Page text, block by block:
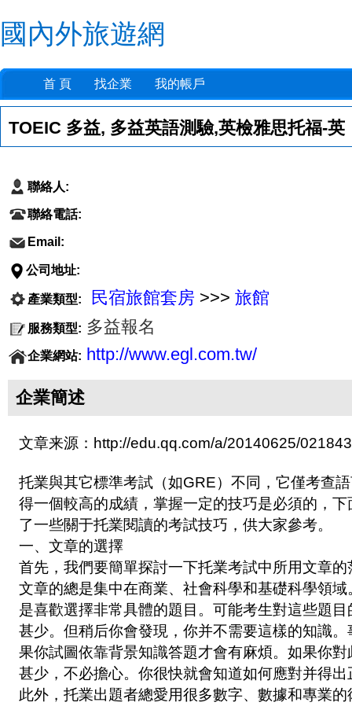
國內外旅遊網
首 頁 找企業 我的帳戶
TOEIC 多益, 多益英語測驗,英檢雅思托福-英
聯絡人:
聯絡電話:
Email:
公司地址:
產業類型: 民宿旅館套房 >>> 旅館
服務類型: 多益報名
企業網站: http://www.egl.com.tw/
企業簡述
文章来源：http://edu.qq.com/a/20140625/
托業與其它標準考試（如GRE）不同，它僅考查
得一個較高的成績，掌握一定的技巧是必須的，下
了一些關于托業閱讀的考試技巧，供大家參考。
一、文章的選擇
首先，我們要簡單探討一下托業考試中所用文章的
文章的總是集中在商業、社會科學和基礎科學領域
是喜歡選擇非常具體的題目。可能考生對這些題目
甚少。但稍后你會發現，你并不需要這樣的知識。
果你試圖依靠背景知識答題才會有麻煩。如果你對
甚少，不必擔心。你很快就會知道如何應對并得出
此外，托業出題者總愛用很多數字、數據和專業的